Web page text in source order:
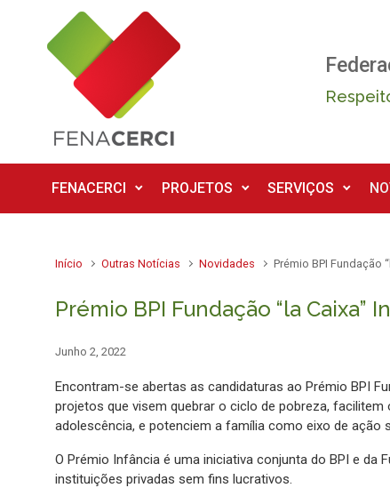
Skip to main content
FENACERCI PROJETOS SERVIÇOS
Início Outras Notícias Novidades Prémio BPI Fundação
Prémio BPI Fundação “la Caixa”
Junho 2, 2022
Encontram-se abertas as candidaturas ao Prémio BPI
projetos que visem quebrar o ciclo de pobreza,
adolescência, e potenciem a família como eixo de ação
O Prémio Infância é uma iniciativa conjunta do BPI e da
instituições privadas sem fins lucrativos.